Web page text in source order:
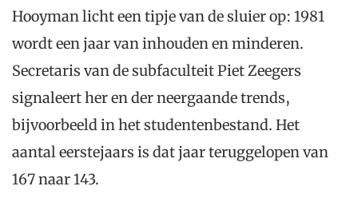
Hooyman licht een tipje van de sluier op: 1981
wordt een jaar van inhouden en minderen.
Secretaris van de subfaculteit Piet Zeegers
signaleert her en der neergaande trends,
bijvoorbeeld in het studentenbestand. Het
aantal eerstejaars is dat jaar teruggelopen van
167 naar 143.